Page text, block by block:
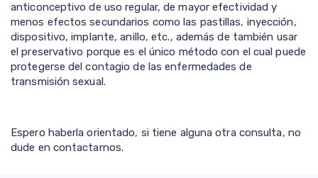
anticonceptivo de uso regular, de mayor efectividad y
menos efectos secundarios como las pastillas, inyección,
dispositivo, implante, anillo, etc., además de también usar
el preservativo porque es el único método con el cual puede
protegerse del contagio de las enfermedades de
transmisión sexual.
Espero haberla orientado, si tiene alguna otra consulta, no
dude en contactarnos.